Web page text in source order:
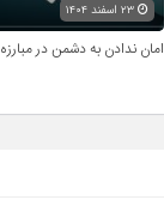
۲۳ اسفند ۱۴۰۴
امان ندادن به دشمن در مبارزه